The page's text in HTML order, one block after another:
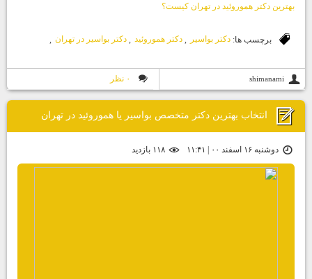
بهترين دكتر هموروئيد در تهران كيست؟
برچسب ها: دكتر بواسير دكتر هموروئيد دكتر بواسير در تهران
shimanami ۰ نظر
انتخاب بهترين دكتر متخصص بواسير يا هموروئيد در تهران
دوشنبه ۱۶ اسفند ۰۰ | ۱۱:۴۱